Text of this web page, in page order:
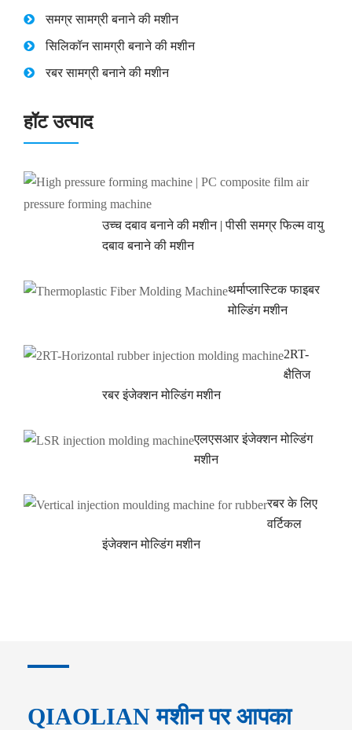
समग्र सामग्री बनाने की मशीन
सिलिकॉन सामग्री बनाने की मशीन
रबर सामग्री बनाने की मशीन
हॉट उत्पाद
उच्च दबाव बनाने की मशीन | पीसी समग्र फिल्म वायु
दबाव बनाने की मशीन
थर्माप्लास्टिक फाइबर
मोल्डिंग मशीन
2RT-
क्षैतिज
रबर इंजेक्शन मोल्डिंग मशीन
एलएसआर इंजेक्शन मोल्डिंग
मशीन
रबर के लिए
वर्टिकल
इंजेक्शन मोल्डिंग मशीन
QIAOLIAN मशीन पर आपका